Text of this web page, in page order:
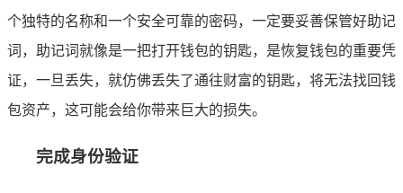
个独特的名称和一个安全可靠的密码，一定要妥善保管好助记
词，助记词就像是一把打开钱包的钥匙，是恢复钱包的重要凭
证，一旦丢失，就仿佛丢失了通往财富的钥匙，将无法找回钱
包资产，这可能会给你带来巨大的损失。
完成身份验证